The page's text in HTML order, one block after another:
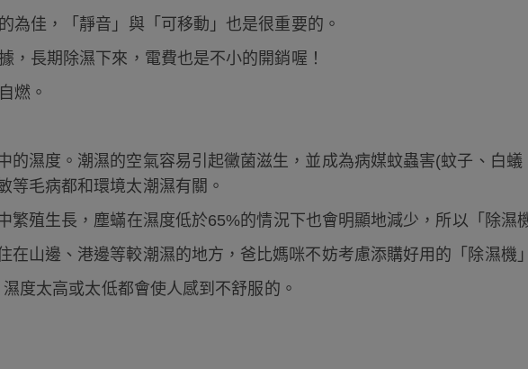
為佳，「靜音」與「可移動」也是很重要的。
，長期除濕下來，電費也是不小的開銷喔！
燃。
的濕度。潮濕的空氣容易引起黴菌滋生，並成為病媒蚊蟲害(蚊子、白
等毛病都和環境太潮濕有關。
繁殖生長，塵蟎在濕度低於65%的情況下也會明顯地減少，所以「除濕
在山邊、港邊等較潮濕的地方，爸比媽咪不妨考慮添購好用的「除濕機
度太高或太低都會使人感到不舒服的。